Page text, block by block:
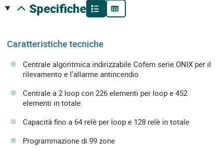
specifiche
Caratteristiche tecniche
Centrale algoritmica indirizzabile Cofem serie ONIX per il
rilevamento e l'allarme antincendio
Centrale a 2 loop con 226 elementi per loop e 452
elementi in totale
Capacità fino a 64 relè per loop e 128 relè in totale
Programmazione di 99 zone